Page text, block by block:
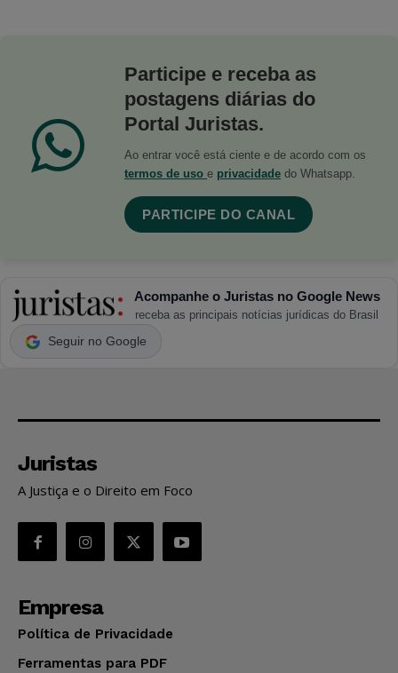
Participe e receba as
postagens diárias do
Portal Juristas.
Ao entrar você está ciente e de acordo com os
termos de uso e privacidade do Whatsapp.
PARTICIPE DO CANAL
Acompanhe o Juristas no Google News
receba as principais notícias jurídicas do Brasil
Seguir no Google
Juristas
A Justiça e o Direito em Foco
Empresa
Política de Privacidade
Ferramentas para PDF